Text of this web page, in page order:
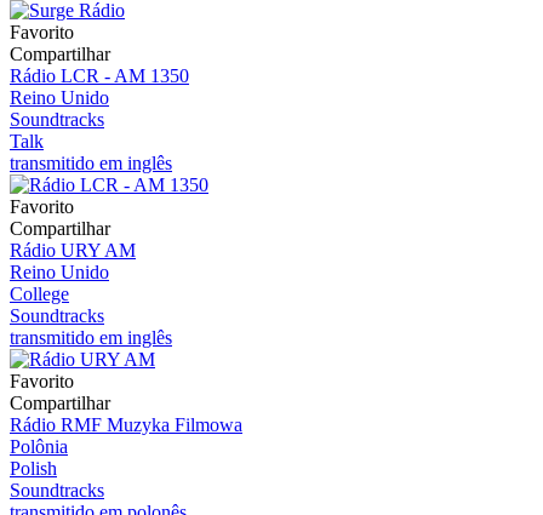
Favorito
Compartilhar
Rádio LCR - AM 1350
Reino Unido
Soundtracks
Talk
transmitido em inglês
Favorito
Compartilhar
Rádio URY AM
Reino Unido
College
Soundtracks
transmitido em inglês
Favorito
Compartilhar
Rádio RMF Muzyka Filmowa
Polônia
Polish
Soundtracks